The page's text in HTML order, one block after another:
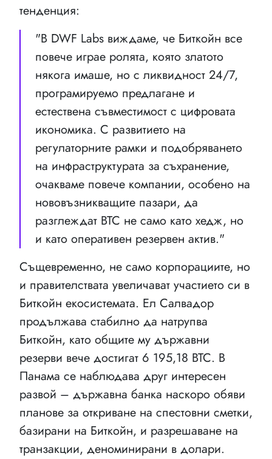
тенденция:
"В DWF Labs виждаме, че Биткойн все
повече играе ролята, която златото
някога имаше, но с ликвидност 24/7,
програмируемо предлагане и
естествена съвместимост с цифровата
икономика. С развитието на
регулаторните рамки и подобряването
на инфраструктурата за съхранение,
очакваме повече компании, особено на
нововъзникващите пазари, да
разглеждат BTC не само като хедж, но
и като оперативен резервен актив."
Същевременно, не само корпорациите, но
и правителствата увеличават участието си в
Биткойн екосистемата. Ел Салвадор
продължава стабилно да натрупва
Биткойн, като общите му държавни
резерви вече достигат 6 195,18 BTC. В
Панама се наблюдава друг интересен
развой – държавна банка наскоро обяви
планове за откриване на спестовни сметки,
базирани на Биткойн, и разрешаване на
транзакции, деноминирани в долари.